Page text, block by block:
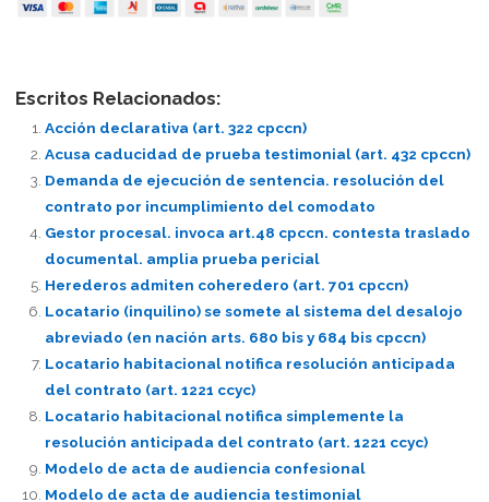
Escritos Relacionados:
Acción declarativa (art. 322 cpccn)
Acusa caducidad de prueba testimonial (art. 432 cpccn)
Demanda de ejecución de sentencia. resolución del
contrato por incumplimiento del comodato
Gestor procesal. invoca art.48 cpccn. contesta traslado
documental. amplia prueba pericial
Herederos admiten coheredero (art. 701 cpccn)
Locatario (inquilino) se somete al sistema del desalojo
abreviado (en nación arts. 680 bis y 684 bis cpccn)
Locatario habitacional notifica resolución anticipada
del contrato (art. 1221 ccyc)
Locatario habitacional notifica simplemente la
resolución anticipada del contrato (art. 1221 ccyc)
Modelo de acta de audiencia confesional
Modelo de acta de audiencia testimonial